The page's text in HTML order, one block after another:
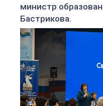
министр
Бастрикова.